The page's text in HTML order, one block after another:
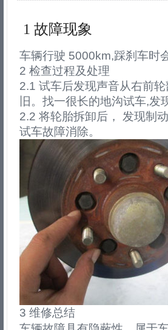
1 故障现象
车辆行驶 5000km,踩刹车时
2 检查过程及处理
2.1 试车后发现声音从右前
旧。找一很长的地沟试车,
2.2 将轮胎拆卸后， 发现制
试车故障消除。
3 维修总结